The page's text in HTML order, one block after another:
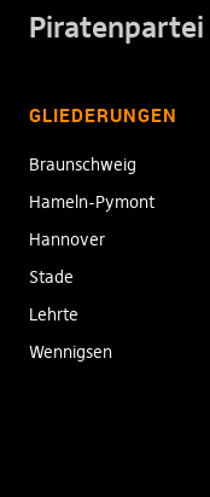
Piratenpartei
GLIEDERUNGEN
Braunschweig
Hameln-Pymont
Hannover
Stade
Lehrte
Wennigsen